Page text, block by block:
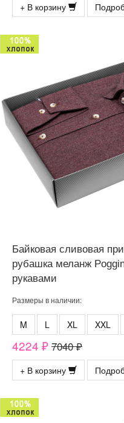
+ В корзину
Байковая сливовая
рубашка меланж
рукавами
Размеры в наличии:
M L XL XXL
4224 ₽ 7040 ₽
+ В корзину